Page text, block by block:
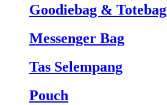
Goodiebag & Totebag
Messenger Bag
Tas Selempang
Pouch